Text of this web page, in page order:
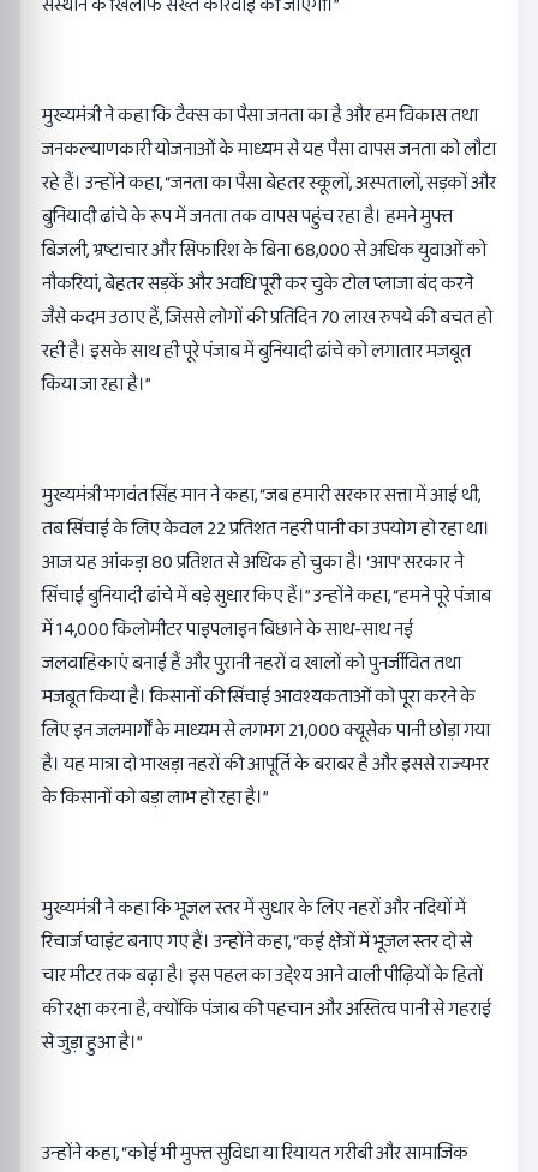
मुख्यमंत्री ने कहा कि टैक्स का पैसा जनता का है और हम विकास तथा
जनकल्याणकारी योजनाओं के माध्यम से यह पैसा वापस जनता को लौटा
रहे हैं। उन्होंने कहा, “जनता का पैसा बेहतर स्कूलों, अस्पतालों, सड़कों और
बुनियादी ढांचे के रूप में जनता तक वापस पहुंच रहा है। हमने मुफ्त
बिजली, भ्रष्टाचार और सिफारिश के बिना 68,000 से अधिक युवाओं को
नौकरियां, बेहतर सड़कें और अवधि पूरी कर चुके टोल प्लाजा बंद करने
जैसे कदम उठाए हैं, जिससे लोगों की प्रतिदिन 70 लाख रुपये की बचत हो
रही है। इसके साथ ही पूरे पंजाब में बुनियादी ढांचे को लगातार मजबूत
किया जा रहा है।”
मुख्यमंत्री भगवंत सिंह मान ने कहा, “जब हमारी सरकार सत्ता में आई थी,
तब सिंचाई के लिए केवल 22 प्रतिशत नहरी पानी का उपयोग हो रहा था।
आज यह आंकड़ा 80 प्रतिशत से अधिक हो चुका है। ‘आप’ सरकार ने
सिंचाई बुनियादी ढांचे में बड़े सुधार किए हैं।” उन्होंने कहा, “हमने पूरे पंजाब
में 14,000 किलोमीटर पाइपलाइन बिछाने के साथ-साथ नई
जलवाहिकाएं बनाई हैं और पुरानी नहरों व खालों को पुनर्जीवित तथा
मजबूत किया है। किसानों की सिंचाई आवश्यकताओं को पूरा करने के
लिए इन जलमार्गों के माध्यम से लगभग 21,000 क्यूसेक पानी छोड़ा गया
है। यह मात्रा दो भाखड़ा नहरों की आपूर्ति के बराबर है और इससे राज्यभर
के किसानों को बड़ा लाभ हो रहा है।”
मुख्यमंत्री ने कहा कि भूजल स्तर में सुधार के लिए नहरों और नदियों में
रिचार्ज प्वाइंट बनाए गए हैं। उन्होंने कहा, “कई क्षेत्रों में भूजल स्तर दो से
चार मीटर तक बढ़ा है। इस पहल का उद्देश्य आने वाली पीढ़ियों के हितों
की रक्षा करना है, क्योंकि पंजाब की पहचान और अस्तित्व पानी से गहराई
से जुड़ा हुआ है।”
उन्होंने कहा, “कोई भी मुफ्त सुविधा या रियायत गरीबी और सामाजिक